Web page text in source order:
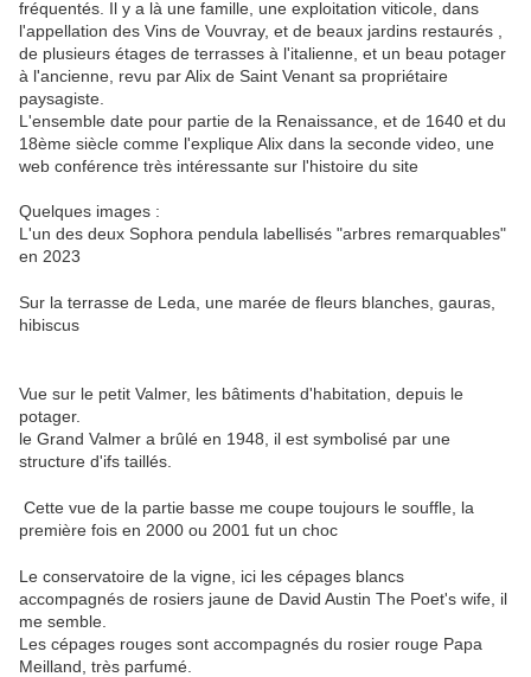
fréquentés. Il y a là une famille, une exploitation viticole, dans
l'appellation des Vins de Vouvray, et de beaux jardins restaurés ,
de plusieurs étages de terrasses à l'italienne, et un beau potager
à l'ancienne, revu par Alix de Saint Venant sa propriétaire
paysagiste.
L'ensemble date pour partie de la Renaissance, et de 1640 et du
18ème siècle comme l'explique Alix dans la seconde video, une
web conférence très intéressante sur l'histoire du site
Quelques images :
L'un des deux Sophora pendula labellisés "arbres remarquables"
en 2023
Sur la terrasse de Leda, une marée de fleurs blanches, gauras,
hibiscus
Vue sur le petit Valmer, les bâtiments d'habitation, depuis le
potager.
le Grand Valmer a brûlé en 1948, il est symbolisé par une
structure d'ifs taillés.
Cette vue de la partie basse me coupe toujours le souffle, la
première fois en 2000 ou 2001 fut un choc
Le conservatoire de la vigne, ici les cépages blancs
accompagnés de rosiers jaune de David Austin The Poet's wife, il
me semble.
Les cépages rouges sont accompagnés du rosier rouge Papa
Meilland, très parfumé.